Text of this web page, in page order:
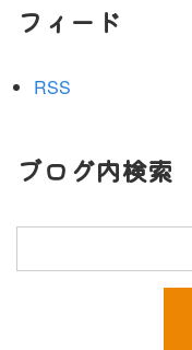
フィード
RSS
ブログ内検索